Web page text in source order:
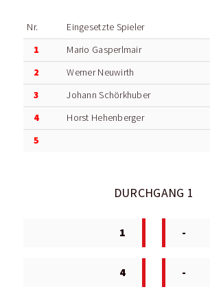
Nr. Eingesetzte Spieler
1 Mario Gasperlmair
2 Werner Neuwirth
3 Johann Schörkhuber
4 Horst Hehenberger
5
DURCHGANG 1
1 -
4 -